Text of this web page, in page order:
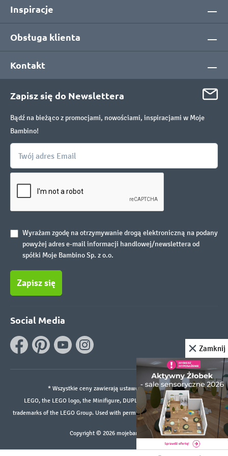
Inspiracje
Obsługa klienta
Kontakt
Zapisz się do Newslettera
Bądź na bieżąco z promocjami, nowościami, inspiracjami w Moje
Bambino!
Wyrażam zgodę na otrzymywanie drogą elektroniczną na podany
powyżej adres e-mail informacji handlowej/newslettera od
spółki Moje Bambino Sp. z o.o.
Zapisz się
Social Media
* Wszystkie ceny zawierają ustawowy podatek VAT.
LEGO, the LEGO logo, the Minifigure, DUPLO, and the SPIKE logo are
trademarks of the LEGO Group. Used with permission. ©2026 The LEGO Group
Copyright © 2026 mojebambino.pl
Zamknij